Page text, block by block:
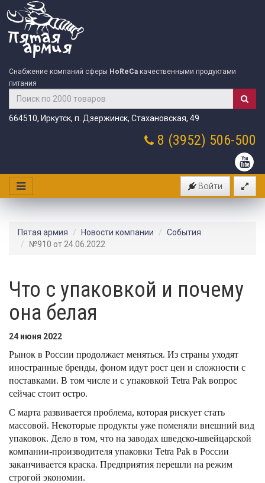
Снабжение компаний сферы HoReCa качественными продуктами
питания
664510, Иркутск, п. Дзержинск, Стахановская, 49
8 (3952) 506-500
Войти
Пятая армия Новости компании
События
№910 от 24.06.2022
Что с упаковкой и почему
она белая
24 июня 2022
Рынок в России продолжает меняться. Из страны уходят
иностранные бренды, фоном идут рост цен и сложности с
поставками. В том числе и с упаковкой Tetra Pak вопрос
сейчас стоит остро.
С марта развивается проблема, которая рискует стать
массовой. Некоторые продукты уже поменяли внешний вид
упаковок. Дело в том, что на заводах шведско-швейцарской
компании-производителя упаковки Tetra Pak в России
заканчивается краска. Предприятия перешли на режим
строгой экономии.